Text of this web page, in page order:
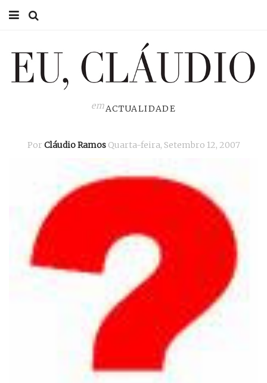
EU CLÁUDIO
ACTUALIDADE
emACTUALIDADE
Por Cláudio Ramos Quarta-feira, Setembro 12, 2007